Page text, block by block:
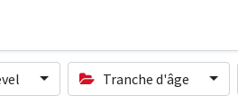
Tranche d'âge